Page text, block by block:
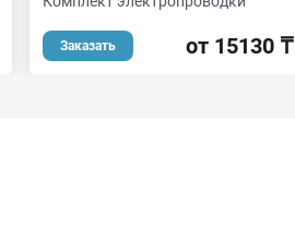
Заказать от 15130 ₸